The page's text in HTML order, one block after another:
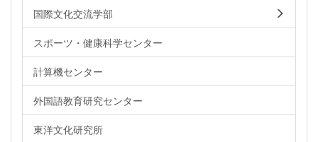
国際文化交流学部
スポーツ・健康科学センター
計算機センター
外国語教育研究センター
東洋文化研究所